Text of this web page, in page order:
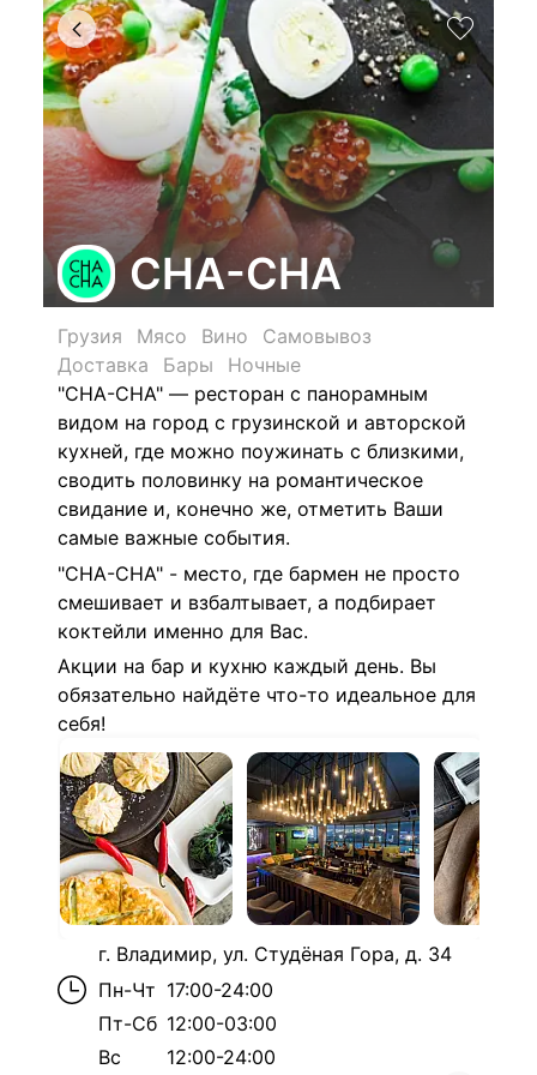
CHA-CHA
Грузия Мясо Вино
Самовывоз
Доставка
Бары
Ночные
"CHA-CHA" — ресторан с панорамным
видом на город с грузинской и авторской
кухней, где можно поужинать с близкими,
сводить половинку на романтическое
свидание и, конечно же, отметить Ваши
самые важные события.
"CHA-CHA" - место, где бармен не просто
смешивает и взбалтывает, а подбирает
коктейли именно для Вас.
Акции на бар и кухню каждый день. Вы
обязательно найдёте что-то идеальное для
себя!
г. Владимир, ул. Студёная Гора, д. 34
Пн-Чт 17:00-24:00
Пт-Сб 12:00-03:00
Вс
12:00-24:00